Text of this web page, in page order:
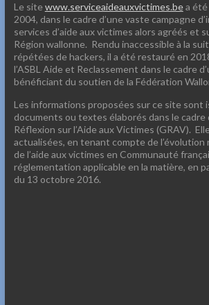
Le site www.serviceaideauxvictimes.bea été
2004, dans le cadre d’une vaste campagne
services d’aide aux victimes alors agréés et
Région wallonne. Rendu inaccessible à la
répétées de hackers, il a été restauré en
l’ASBL Aide et Reclassement dans le cadre
bénéficiant du soutien de la Fédération
Les informations proposées sur ce site sont
documents ou textes élaborés dans le cadre
Réflexion sur l’Aide aux Victimes (GRAV).
actualisées, en tenant compte de l’évolution
de l’aide aux victimes en Communauté
réglementation applicable en la matière, en
du 13 octobre 2016.